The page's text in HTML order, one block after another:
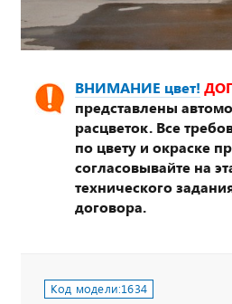
ВНИМАНИЕ цвет!
представлены
расцветок. Все
по цвету и окраске
согласовывайте на
технического
договора.
Код модели:1634